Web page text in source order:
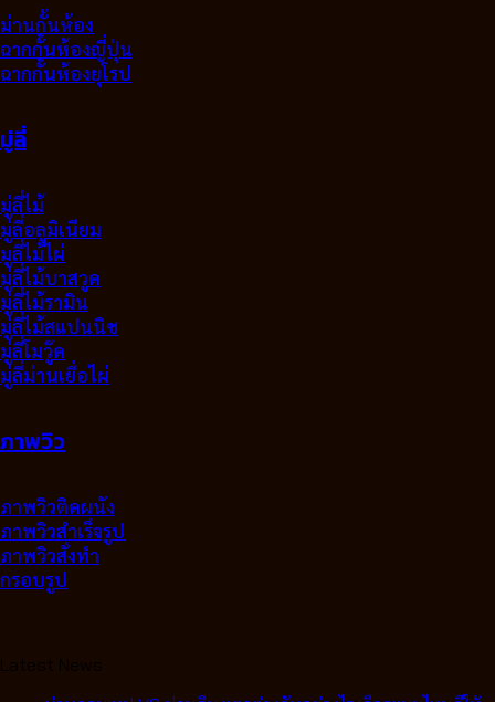
ม่านกั้นห้อง
ฉากกั้นห้องญี่ปุ่น
ฉากกั้นห้องยุโรป
มู่ลี่
มู่ลี่ไม้
มู่ลี่อลูมิเนียม
มูลี่ไม้ไผ่
มู่ลี่ไม้บาสวูด
มู่ลี่ไม้รามิน
มู่ลี่ไม้สแปนนิช
มู่ลี่โมวู๊ด
มู่ลี่ม่านเยื่อไผ่
ภาพวิว
ภาพวิวติดผนัง
ภาพวิวสำเร็จรูป
ภาพวิวสั่งทำ
กรอบรูป